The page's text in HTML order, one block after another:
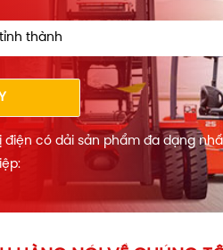
thành
điện có dải sản phẩm đa dạng